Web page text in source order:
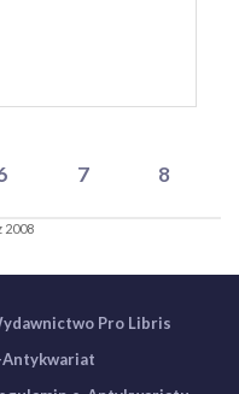
7 8
2008
Pro Libris
Antykwariat